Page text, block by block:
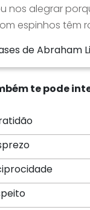
nos alegrar
espinhos têm
de Abraham
te pode